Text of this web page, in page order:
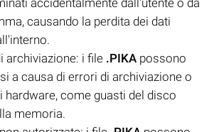
causando la perdita dei dati
archiviazione: i file .PIKA possono
a causa di errori di archiviazione o
hardware, come guasti del disco
memoria.